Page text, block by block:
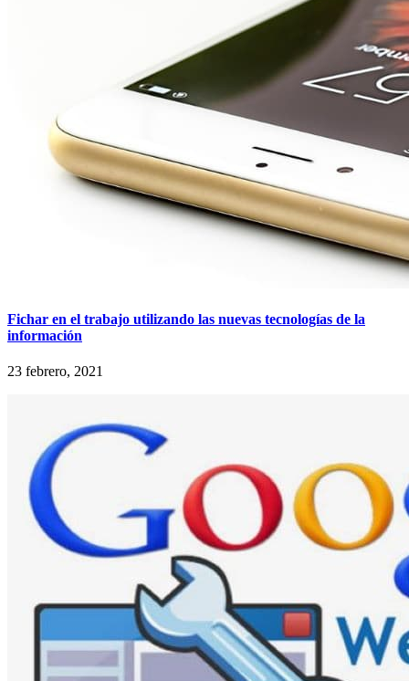
Fichar en el trabajo utilizando las nuevas tecnologías de la
información
23 febrero, 2021